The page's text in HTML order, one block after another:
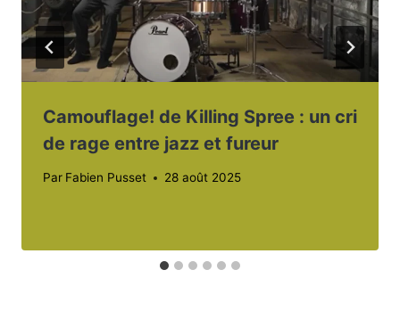
Camouflage! de Killing Spree : un cri
de rage entre jazz et fureur
Par Fabien Pusset 28 août 2025